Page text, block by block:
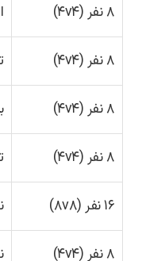
۸ نفر (۴v۴)
۸ نفر (۴v۴)
۸ نفر (۴v۴)
۸ نفر (۴v۴)
۱۶ نفر (۸v۸)
۸ نفر (۴v۴)